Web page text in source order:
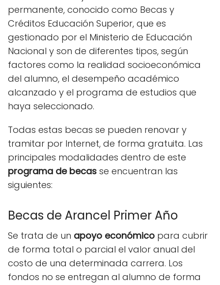
permanente, conocido como Becas y
Créditos Educación Superior, que es
gestionado por el Ministerio de Educación
Nacional y son de diferentes tipos, según
factores como la realidad socioeconómica
del alumno, el desempeño académico
alcanzado y el programa de estudios que
haya seleccionado.
Todas estas becas se pueden renovar y
tramitar por Internet, de forma gratuita. Las
principales modalidades dentro de este
programa de becas se encuentran las
siguientes:
Becas de Arancel Primer Año
Se trata de un apoyo económico para cubrir
de forma total o parcial el valor anual del
costo de una determinada carrera. Los
fondos no se entregan al alumno de forma